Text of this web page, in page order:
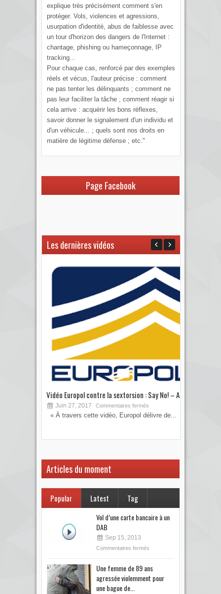
explique très précisément comment s'en
protéger. Vols, violences et agressions,
usurpation d'identité, abus de faiblesse avec
un tour d'horizon des dangers de l'Internet :
chantage, phishing ou hameçonnage, IP
tracking...
Pour chaque cas, renforcé par des exemples
réels et vécus, l'auteur précise : comment
ne pas tenter les délinquants ; comment ne
pas leur faciliter la tâche ; comment réagir si
cela arrive : acquérir les bons réflexes,
savoir donner le signalement d'un individu et
d'un véhicule... ; quels sont nos droits en
matière de légitime défense ; etc."
Page Facebook
Les dernières vidéos
Vidéo Europol contre la sextorsion : Say No! – A...
Juin 27, 2017 Commentaires fermés
« À travers cette vidéo, Europol délivre de...
Articles du moment
Popular Latest Tag
Vol d’une carte bancaire à un
DAB
Sep 15, 2013
Commentaires fermés
Une femme de 89 ans
agressée violemment pour
une bague de...